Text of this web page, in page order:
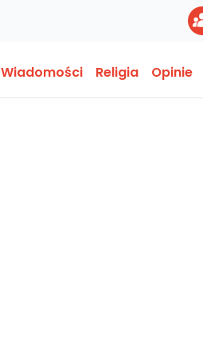
Wiadomości Religia Opinie